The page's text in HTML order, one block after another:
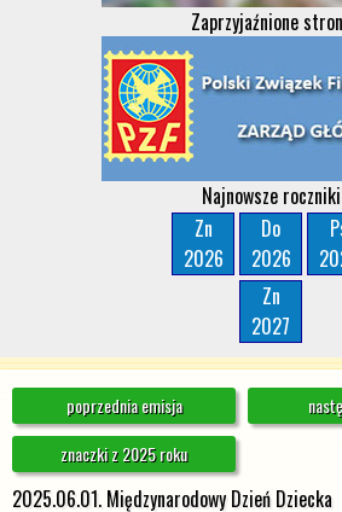
Zaprzyjaźnione
Najnowsze roczniki
Zn
2026
Do
2026
Zn
2027
poprzednia emisja
znaczki z 2025 roku
2025.06.01. Międzynarodowy Dzień Dziecka